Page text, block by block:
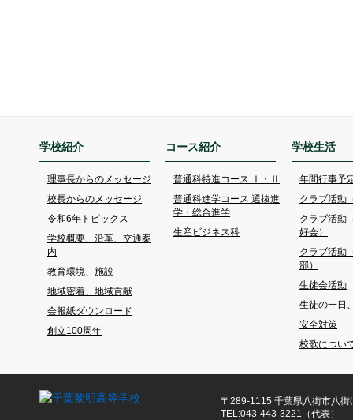
学校紹介
理事長からのメッセージ
校長からのメッセージ
令和6年トピックス
学校概要、沿革、交通案
内
教育環境、施設
地域密着、地域貢献
会報紙ダウンロード
創立100周年
コース紹介
普通科特進コース Ⅰ・Ⅱ
普通科進学コース 選抜進
学・総合進学
生産ビジネス科
学校生活
年間行事予
クラブ活動
クラブ活動
好会）
クラブ活動
部）
生徒会活動
生徒の一日
安全対策
校歌につい
〒289-1115 千葉県八街市八
TEL:043-443-3221（代表）